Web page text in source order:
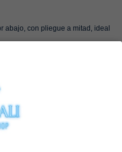
abajo, con pliegue a mitad, ideal